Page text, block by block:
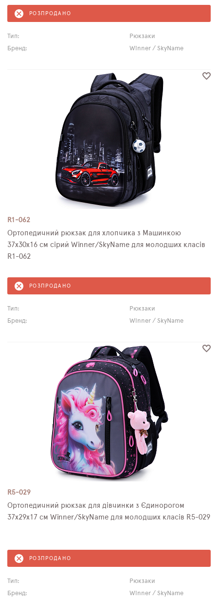
РОЗПРОДАНО
Тип:
Рюкзаки
Бренд:
Winner / SkyName
R1-062
Ортопедичний рюкзак для хлопчика з Машинкою
37х30х16 см сірий Winner/SkyName для молодших класів
R1-062
РОЗПРОДАНО
Тип:
Рюкзаки
Бренд:
Winner / SkyName
R5-029
Ортопедичний рюкзак для дівчинки з Єдинорогом
37х29х17 см Winner/SkyName для молодших класів R5-029
РОЗПРОДАНО
Тип:
Рюкзаки
Бренд:
Winner / SkyName